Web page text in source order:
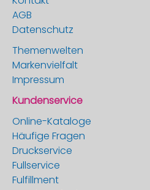
AGB
Datenschutz
Themenwelten
Markenvielfalt
Impressum
Kundenservice
Online-Kataloge
Häufige Fragen
Druckservice
Fullservice
Fulfillment